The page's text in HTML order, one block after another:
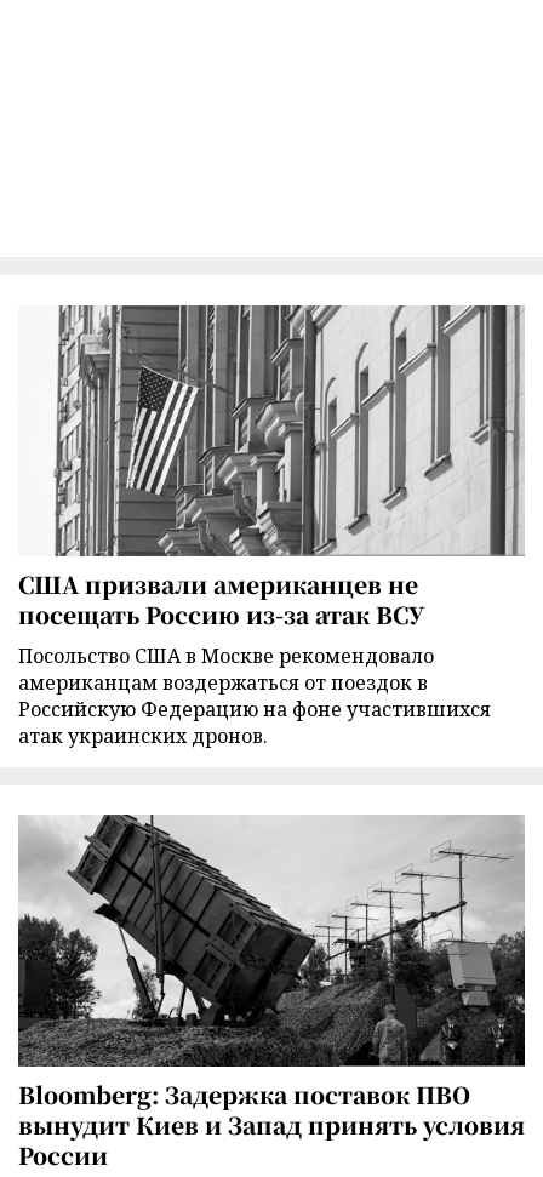
США призвали американцев не
посещать Россию из-за атак ВСУ
Посольство США в Москве рекомендовало
американцам воздержаться от поездок в
Российскую Федерацию на фоне участившихся
атак украинских дронов.
Bloomberg: Задержка поставок ПВО
вынудит Киев и Запад принять условия
России